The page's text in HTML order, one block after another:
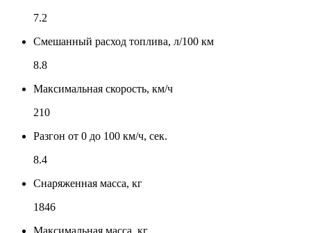
7.2
Смешанный расход топлива, л/100 км
8.8
Максимальная скорость, км/ч
210
Разгон от 0 до 100 км/ч, сек.
8.4
Снаряженная масса, кг
1846
Максимальная масса, кг